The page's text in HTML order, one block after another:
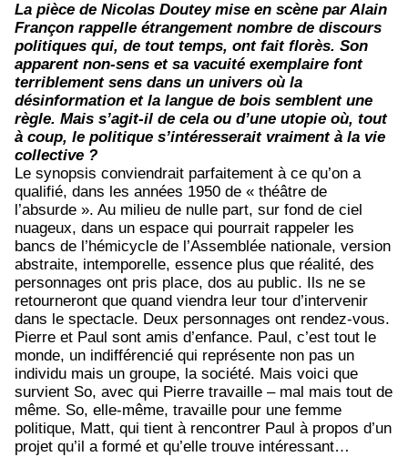
La pièce de Nicolas Doutey mise en scène par Alain
Françon rappelle étrangement nombre de discours
politiques qui, de tout temps, ont fait florès. Son
apparent non-sens et sa vacuité exemplaire font
terriblement sens dans un univers où la
désinformation et la langue de bois semblent une
règle. Mais s’agit-il de cela ou d’une utopie où, tout
à coup, le politique s’intéresserait vraiment à la vie
collective ?
Le synopsis conviendrait parfaitement à ce qu’on a
qualifié, dans les années 1950 de « théâtre de
l’absurde ». Au milieu de nulle part, sur fond de ciel
nuageux, dans un espace qui pourrait rappeler les
bancs de l’hémicycle de l’Assemblée nationale, version
abstraite, intemporelle, essence plus que réalité, des
personnages ont pris place, dos au public. Ils ne se
retourneront que quand viendra leur tour d’intervenir
dans le spectacle. Deux personnages ont rendez-vous.
Pierre et Paul sont amis d’enfance. Paul, c’est tout le
monde, un indifférencié qui représente non pas un
individu mais un groupe, la société. Mais voici que
survient So, avec qui Pierre travaille – mal mais tout de
même. So, elle-même, travaille pour une femme
politique, Matt, qui tient à rencontrer Paul à propos d’un
projet qu’il a formé et qu’elle trouve intéressant…